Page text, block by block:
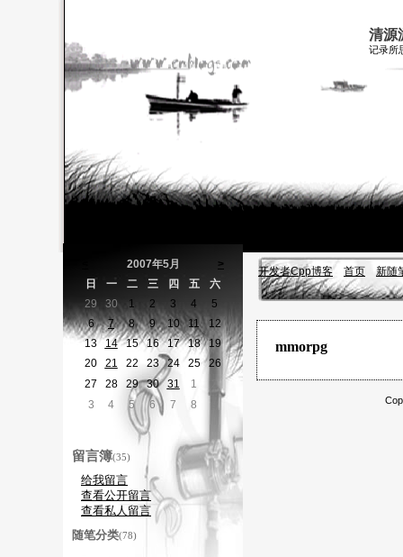
清源
记录所
开发者Cpp博客 首页 新随
mmorpg
2007年5月
>
日
一 二 三 四 五
六
29
30 1 2 3 4
5
6
7 8 9 10 11
12
13
14 15 16 17 18
19
20
21 22 23 24 25
26
27
28 29 30 31 1
3
4 5 6 7 8
留言簿(35)
给我留言
查看公开留言
查看私人留言
随笔分类(78)